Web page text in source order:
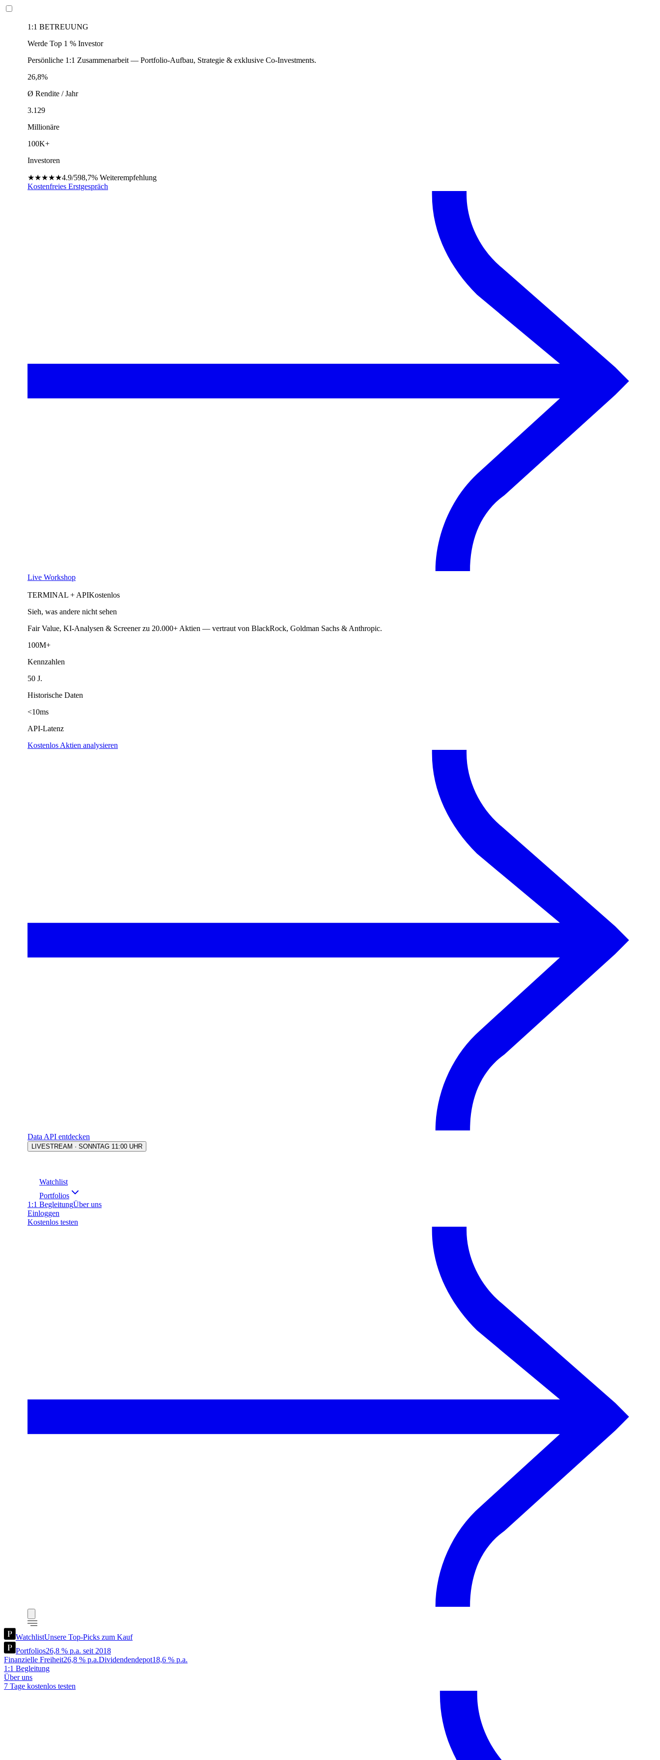
1:1 BETREUUNG
Werde Top 1 % Investor
Persönliche 1:1 Zusammenarbeit — Portfolio-Aufbau, Strategie & exklusive Co-Investments.
26,8%
Ø Rendite / Jahr
3.129
Millionäre
100K+
Investoren
★★★★★4.9/598,7% Weiterempfehlung
Kostenfreies Erstgespräch
Live Workshop
TERMINAL + APIKostenlos
Sieh, was andere nicht sehen
Fair Value, KI-Analysen & Screener zu 20.000+ Aktien — vertraut von BlackRock, Goldman Sachs & Anthropic.
100M+
Kennzahlen
50 J.
Historische Daten
<10ms
API-Latenz
Kostenlos Aktien analysieren
Data API entdecken
LIVESTREAM · SONNTAG 11:00 UHR
Watchlist
Portfolios
1:1 BegleitungÜber uns
Einloggen
Kostenlos testen
WatchlistUnsere Top-Picks zum Kauf
Portfolios26,8 % p.a. seit 2018
Finanzielle Freiheit26,8 % p.a.Dividendendepot18,6 % p.a.
1:1 Begleitung
Über uns
7 Tage kostenlos testen